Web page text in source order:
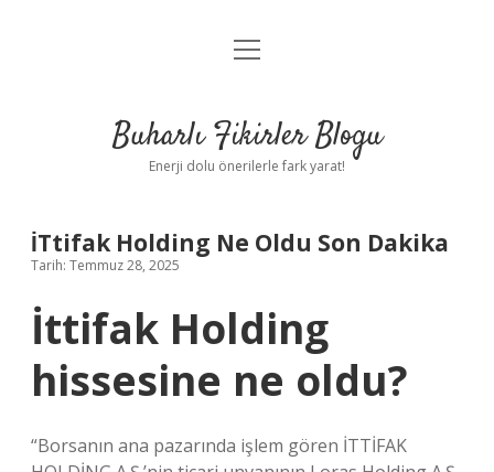
Anasayfa
Yasal Uyarı
menüyü
Buharlı Fikirler Blogu
Enerji dolu önerilerle fark yarat!
İTtifak Holding Ne Oldu Son Dakika
Tarih: Temmuz 28, 2025
İttifak Holding
hissesine ne oldu?
“Borsanın ana pazarında işlem gören İTTİFAK